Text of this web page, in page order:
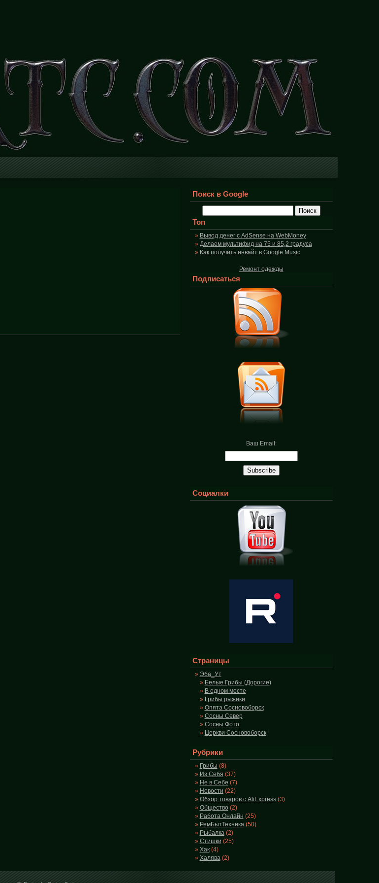
Поиск в Google
Топ
Вывод денег с AdSense на WebMoney
Делаем мультифид на 75 и 85,2 градуса
Как получить инвайт в Google Music
Ремонт одежды
Подписаться
Ваш Email:
Социалки
Страницы
Эба_Ут
Белые Грибы (Дорогие)
В одном месте
Грибы рыжики
Опята Сосновоборск
Сосны Север
Сосны Фото
Церкви Сосновоборск
Рубрики
Грибы (8)
Из Себя (37)
Не в Себе (7)
Новости (22)
Обзор товаров с AliExpress(3)
Общество(2)
Работа Онлайн (25)
РемБытТехника(50)
Рыбалка(2)
Стишки (25)
Хак(4)
Халява(2)